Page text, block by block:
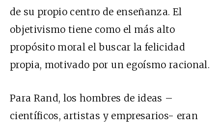
de su propio centro de enseñanza. El
objetivismo tiene como el más alto
propósito moral el buscar la felicidad
propia, motivado por un egoísmo racional.
Para Rand, los hombres de ideas –
científicos, artistas y empresarios- eran